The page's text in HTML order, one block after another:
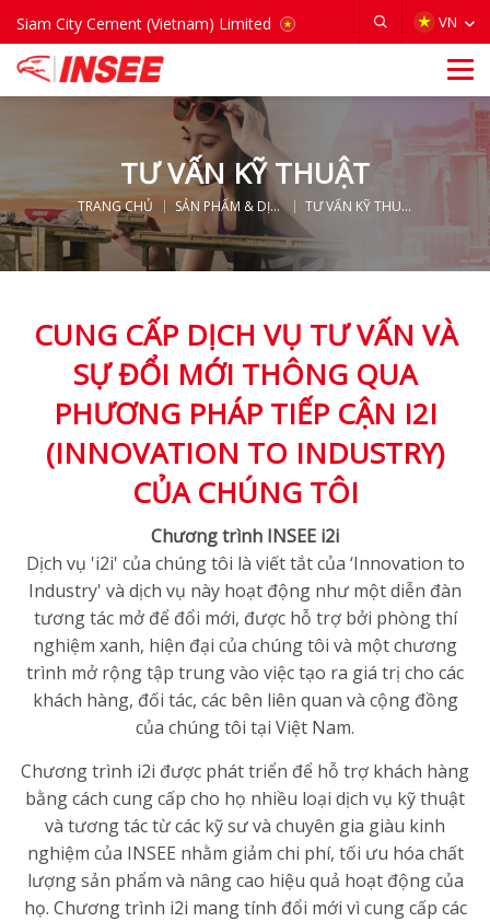
Siam City Cement (Vietnam) Limited VN
TƯ VẤN KỸ THUẬT
TRANG CHỦ SẢN PHẨM & DỊCH VỤ TƯ VẤN KỸ THUẬT
CUNG CẤP DỊCH VỤ TƯ VẤN VÀ
SỰ ĐỔI MỚI THÔNG QUA
PHƯƠNG PHÁP TIẾP CẬN I2I
(INNOVATION TO INDUSTRY)
CỦA CHÚNG TÔI
Chương trình INSEE i2i
Dịch vụ 'i2i' của chúng tôi là viết tắt của ‘Innovation to
Industry' và dịch vụ này hoạt động như một diễn đàn
tương tác mở để đổi mới, được hỗ trợ bởi phòng thí
nghiệm xanh, hiện đại của chúng tôi và một chương
trình mở rộng tập trung vào việc tạo ra giá trị cho các
khách hàng, đối tác, các bên liên quan và cộng đồng
của chúng tôi tại Việt Nam.
Chương trình i2i được phát triển để hỗ trợ khách hàng
bằng cách cung cấp cho họ nhiều loại dịch vụ kỹ thuật
và tương tác từ các kỹ sư và chuyên gia giàu kinh
nghiệm của INSEE nhằm giảm chi phí, tối ưu hóa chất
lượng sản phẩm và nâng cao hiệu quả hoạt động của
họ. Chương trình i2i mang tính đổi mới vì cung cấp các